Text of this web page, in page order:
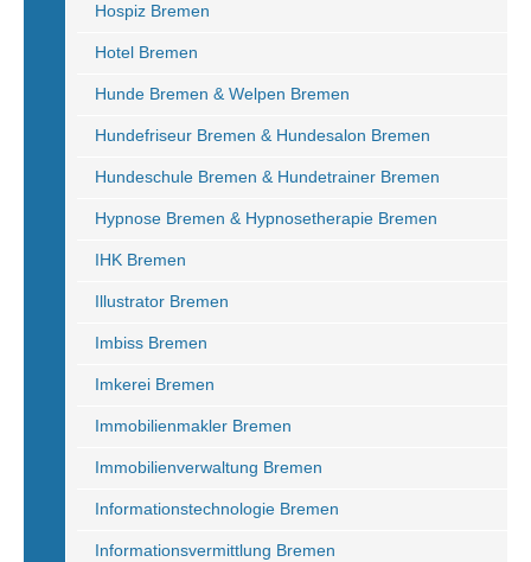
Hospiz Bremen
Hotel Bremen
Hunde Bremen & Welpen Bremen
Hundefriseur Bremen & Hundesalon Bremen
Hundeschule Bremen & Hundetrainer Bremen
Hypnose Bremen & Hypnosetherapie Bremen
IHK Bremen
Illustrator Bremen
Imbiss Bremen
Imkerei Bremen
Immobilienmakler Bremen
Immobilienverwaltung Bremen
Informationstechnologie Bremen
Informationsvermittlung Bremen